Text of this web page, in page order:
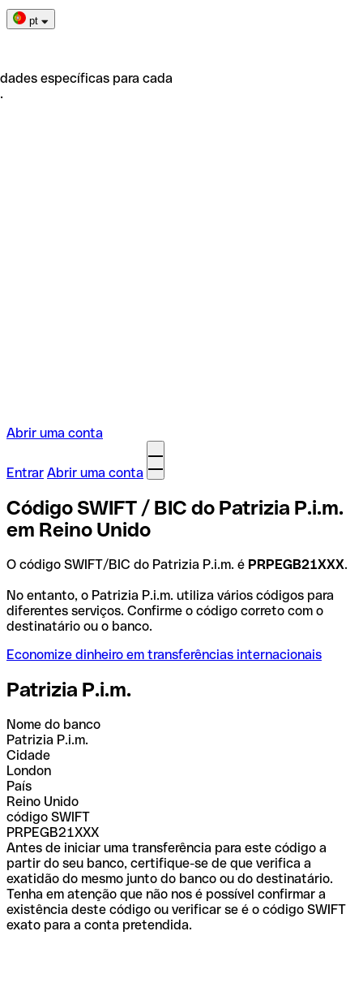
pt
específicas para cada
Abrir uma conta
Entrar Abrir uma conta
Código SWIFT / BIC do Patrizia P.i.m.
em Reino Unido
O código SWIFT/BIC do Patrizia P.i.m. é PRPEGB21XXX.
No entanto, o Patrizia P.i.m. utiliza vários códigos para
diferentes serviços. Confirme o código correto com o
destinatário ou o banco.
Economize dinheiro em transferências internacionais
Patrizia P.i.m.
Nome do banco
Patrizia P.i.m.
Cidade
London
País
Reino Unido
código SWIFT
PRPEGB21XXX
Antes de iniciar uma transferência para este código a
partir do seu banco, certifique-se de que verifica a
exatidão do mesmo junto do banco ou do destinatário.
Tenha em atenção que não nos é possível confirmar a
existência deste código ou verificar se é o código SWIFT
exato para a conta pretendida.